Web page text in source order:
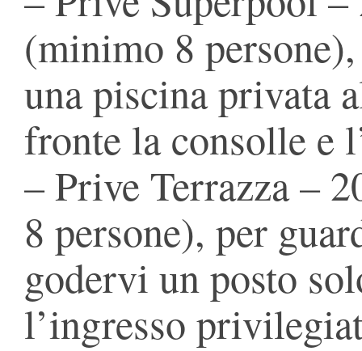
(minimo 8
una piscina privata
fronte la consolle e
– Prive Terrazza –
8 persone), per
godervi un posto
l’ingresso